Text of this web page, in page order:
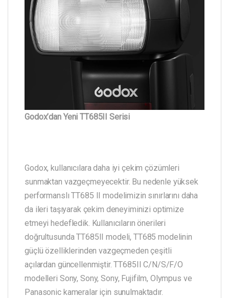
Godox’dan Yeni TT685II Serisi
Godox, kullanıcılara daha iyi çekim çözümleri
sunmaktan vazgeçmeyecektir. Bu nedenle yüksek
performanslı TT685 II modelimizin sınırlarını daha
da ileri taşıyarak çekim deneyiminizi optimize
etmeyi hedefledik. Kullanıcıların önerileri
doğrultusunda TT685II modeli, TT685 modelinin
güçlü özelliklerinden vazgeçmeden çeşitli
açılardan güncellenmiştir. TT685II C/N/S/F/O
modelleri Sony, Sony, Sony, Fujifilm, Olympus ve
Panasonic kameralar için sunulmaktadır.